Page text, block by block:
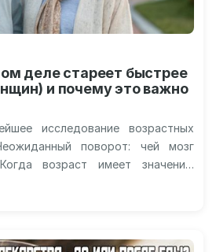
деле стареет быстрее
и почему это важно
исследование возрастных
поворот: чей мозг
возраст имеет значение: